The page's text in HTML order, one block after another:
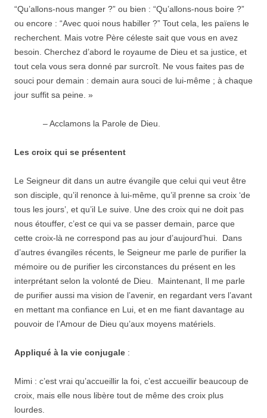
“Qu’allons-nous manger ?” ou bien : “Qu’allons-nous boire ?”
ou encore : “Avec quoi nous habiller ?” Tout cela, les païens le
recherchent. Mais votre Père céleste sait que vous en avez
besoin. Cherchez d’abord le royaume de Dieu et sa justice, et
tout cela vous sera donné par surcroît. Ne vous faites pas de
souci pour demain : demain aura souci de lui-même ; à chaque
jour suffit sa peine. »
– Acclamons la Parole de Dieu.
Les croix qui se présentent
Le Seigneur dit dans un autre évangile que celui qui veut être
son disciple, qu’il renonce à lui-même, qu’il prenne sa croix ‘de
tous les jours’, et qu’il Le suive. Une des croix qui ne doit pas
nous étouffer, c’est ce qui va se passer demain, parce que
cette croix-là ne correspond pas au jour d’aujourd’hui. Dans
d’autres évangiles récents, le Seigneur me parle de purifier la
mémoire ou de purifier les circonstances du présent en les
interprétant selon la volonté de Dieu. Maintenant, Il me parle
de purifier aussi ma vision de l’avenir, en regardant vers l’avant
en mettant ma confiance en Lui, et en me fiant davantage au
pouvoir de l’Amour de Dieu qu’aux moyens matériels.
Appliqué à la vie conjugale :
Mimi : c’est vrai qu’accueillir la foi, c’est accueillir beaucoup de
croix, mais elle nous libère tout de même des croix plus
lourdes.